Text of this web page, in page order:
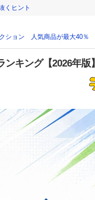
くヒント
ション 人気商品が最大40％
キング【2026年版】